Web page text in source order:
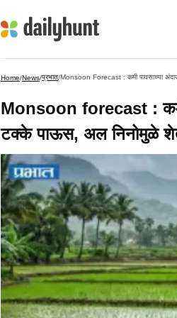
Home/News/प्रभात/Monsoon Forecast : कमी पावसाच्या
Monsoon forecast : कमी
टक्के पाऊस, अल निनोमुळे